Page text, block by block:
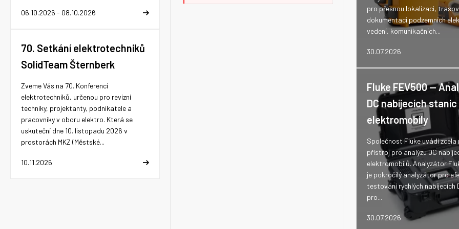
06.10.2026 - 08.10.2026
70. Setkání elektrotechniků
SolidTeam Šternberk
10.11.2026
Zveme Vás na 70. Konferenci
elektrotechniků, určenou pro revizní
techniky, projektanty, podnikatele a
pracovníky v oboru elektro. Která se
uskuteční dne 10. listopadu 2026 v
prostorách MKZ (Městské...
30.07.2026
pro přesnou lokalizaci,
dokumentaci podzemních
vedení, komunikačních...
Fluke FEV500 --
DC nabíjecích stanic
elektromobily
30.07.2026
Společnost Fluke uvádí zcela
přístroj pro analýzu DC
elektromobilů. Analyzátor
je pokročilý analyzátor pro
testování rychlých nabíjecích
pro...